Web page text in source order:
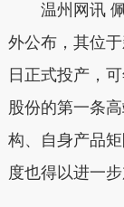
温州网讯 佩
外公布，其位
日正式投产，
股份的第一条
构、自身产品
度也得以进一步